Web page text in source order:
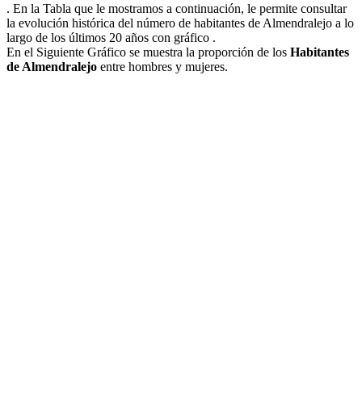
. En la Tabla que le mostramos a continuación, le permite consultar
la evolución histórica del número de habitantes de Almendralejo a lo
largo de los últimos 20 años con gráfico .
En el Siguiente Gráfico se muestra la proporción de los Habitantes
de Almendralejo entre hombres y mujeres.